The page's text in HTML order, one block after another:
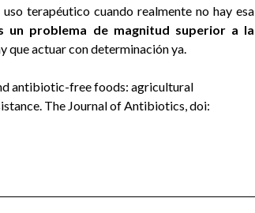
terapéutico cuando realmente no hay esa
un problema de magnitud superior a la
que actuar con determinación ya.
antibiotic-free foods: agricultural
The Journal of Antibiotics, doi: